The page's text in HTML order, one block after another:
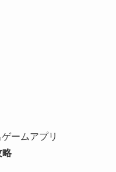
ームアプリ
略